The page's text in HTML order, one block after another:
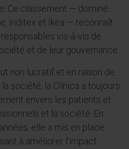
Ce classement — dominé
Inditex et Ikea — reconnaît
vis-à-vis de
et de leur gouvernance.
non lucratif et en raison de
société, la Clínica a toujours
envers les patients et
et la société. En
elle a mis en place
à améliorer l’impact